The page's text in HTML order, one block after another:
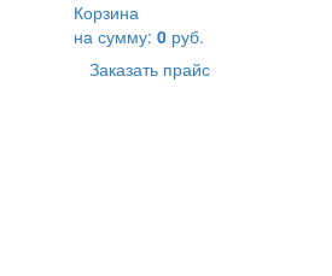
Корзина
на сумму: 0 руб.
Заказать прайс